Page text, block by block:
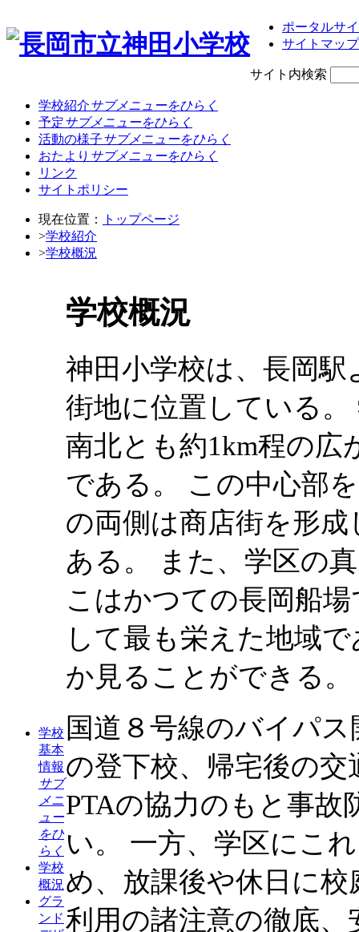
ポータルサ
サイトマップ
サイト内検索
学校紹介サブメニューをひらく
予定サブメニューをひらく
活動の様子サブメニューをひらく
おたより サブメニューをひらく
リンク
サイトポリシー
現在位置：
トップページ
>学校紹介
>学校概況
学校
基本
情報
サブ
メニ
ュー
をひ
らく
学校
概況
グラ
ンド
学校概況
神田小学校は、長岡
街地に位置している
南北とも約1km程の
である。 この中心部
の両側は商店街を形
ある。 また、学区の
こはかつての長岡船
して最も栄えた地域
か見ることができる。
国道８号線のバイパ
の登下校、帰宅後の
PTAの協力のもと事
い。 一方、学区にこ
め、放課後や休日に
利用の諸注意の徹底